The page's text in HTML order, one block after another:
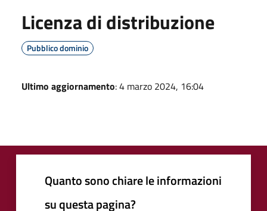
Licenza di distribuzione
Pubblico dominio
Ultimo aggiornamento: 4 marzo 2024, 16:04
Quanto sono chiare le informazioni
su questa pagina?